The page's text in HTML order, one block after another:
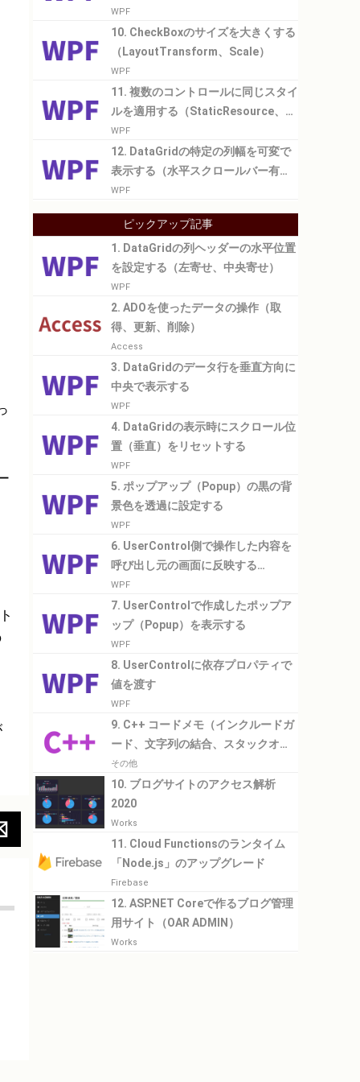
WPF
10. CheckBoxのサイズを大きくする
（LayoutTransform、Scale）
WPF
11. 複数のコントロールに同じスタイ
ルを適用する（StaticResource、
BasedOn）
WPF
12. DataGridの特定の列幅を可変で
表示する（水平スクロールバー有
り）
WPF
ピックアップ記事
1. DataGridの列ヘッダーの水平位置
を設定する（左寄せ、中央寄せ）
WPF
2. ADOを使ったデータの操作（取
得、更新、削除）
Access
3. DataGridのデータ行を垂直方向に
中央で表示する
WPF
4. DataGridの表示時にスクロール位
置（垂直）をリセットする
WPF
5. ポップアップ（Popup）の黒の背
景色を透過に設定する
WPF
6. UserControl側で操作した内容を
呼び出し元の画面に反映する
（Delegate、Invoke）
WPF
7. UserControlで作成したポップア
ップ（Popup）を表示する
WPF
8. UserControlに依存プロパティで
値を渡す
WPF
9. C++ コードメモ（インクルードガ
ード、文字列の結合、スタックオー
バーフローなど）
その他
10. ブログサイトのアクセス解析
2020
Works
11. Cloud Functionsのランタイム
「Node.js」のアップグレード
Firebase
12. ASP.NET Coreで作るブログ管理
用サイト（OAR ADMIN）
Works